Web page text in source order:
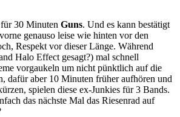
30 Minuten Guns. Und es kann bestätigt
genauso leise wie hinten vor den
Respekt vor dieser Länge. Während
Halo Effect gesagt?) mal schnell
vorgaukeln um nicht pünktlich auf die
dafür aber 10 Minuten früher aufhören und
spielen diese ex-Junkies für 3 Bands.
das nächste Mal das Riesenrad auf